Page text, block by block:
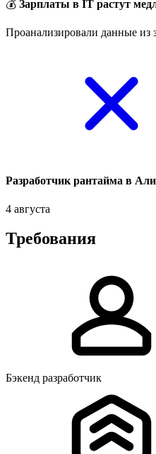
💰 Зарплаты в IT растут
Проанализировали данные из
Разработчик рантайма в
4 августа
Требования
Бэкенд разработчик